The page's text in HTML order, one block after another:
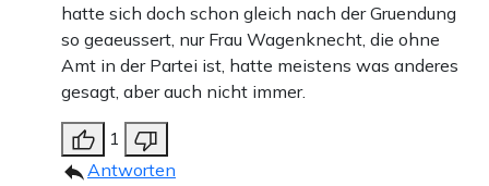
hatte sich doch schon gleich nach der Gruendung
so geaeussert, nur Frau Wagenknecht, die ohne
Amt in der Partei ist, hatte meistens was anderes
gesagt, aber auch nicht immer.
1
Antworten